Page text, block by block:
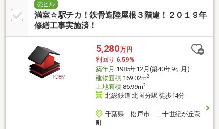
売ビル
満室☆駅チカ！鉄骨造陸屋根３階建！２０１９年
修繕工事実施済！
5,280万円
利回り 6.59％
築年月 1985年12月(築40年9ヶ月)
建物面積169.02m2
土地面積86.99m2
北総鉄道 北国分駅 徒歩14分
千葉県 松戸市 二十世紀が丘萩
町